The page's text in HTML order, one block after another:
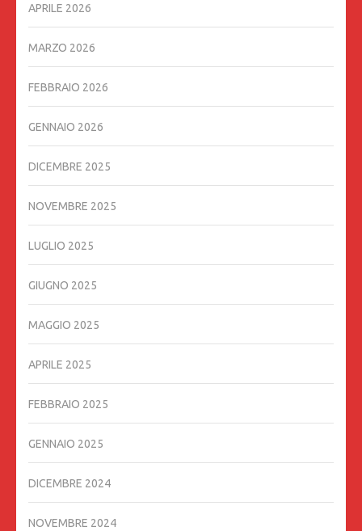
APRILE 2026
MARZO 2026
FEBBRAIO 2026
GENNAIO 2026
DICEMBRE 2025
NOVEMBRE 2025
LUGLIO 2025
GIUGNO 2025
MAGGIO 2025
APRILE 2025
FEBBRAIO 2025
GENNAIO 2025
DICEMBRE 2024
NOVEMBRE 2024